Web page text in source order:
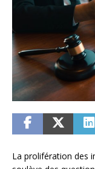
La prolifération des